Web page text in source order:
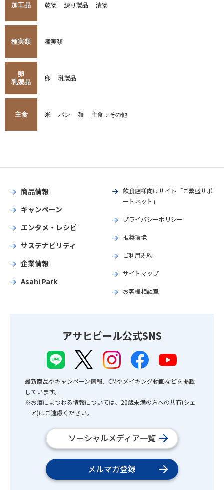
加工品 乾物 練り製品 漬物
種実類 種実類
卵
乳製品
卵 乳製品
主食 米 パン 麺 主食：その他
商品情報
キャンペーン
エンタメ・レシピ
サステナビリティ
企業情報
Asahi Park
飲食店様向けサイト「ご繁盛サポ
ートネット」
プライバシーポリシー
推奨環境
ご利用規約
サイトマップ
お客様相談室
アサヒビール公式SNS
最新商品やキャンペーン情報、CMやメイキング動画などを掲載
しています。
※お酒にまつわる情報については、20歳未満の方への共有(シェ
ア)はご遠慮ください。
ソーシャルメディア一覧
メルマガ登録